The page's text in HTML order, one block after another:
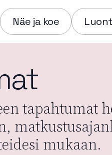
Näe ja koe
tapahtumat
mukaan.